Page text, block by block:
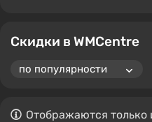
Скидки в WMCentre
Отображаются только